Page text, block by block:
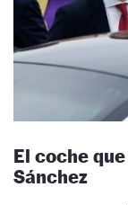
El coche
Sánchez